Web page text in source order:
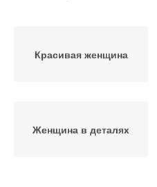
Красивая женщина
Женщина в деталях